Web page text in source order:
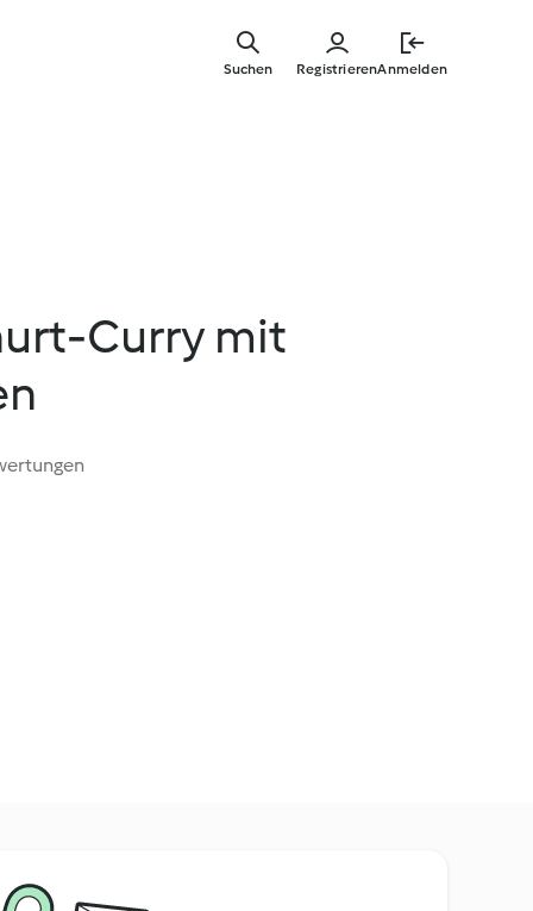
springen
RegistrierenAnmelden
Suchen
Curry mit